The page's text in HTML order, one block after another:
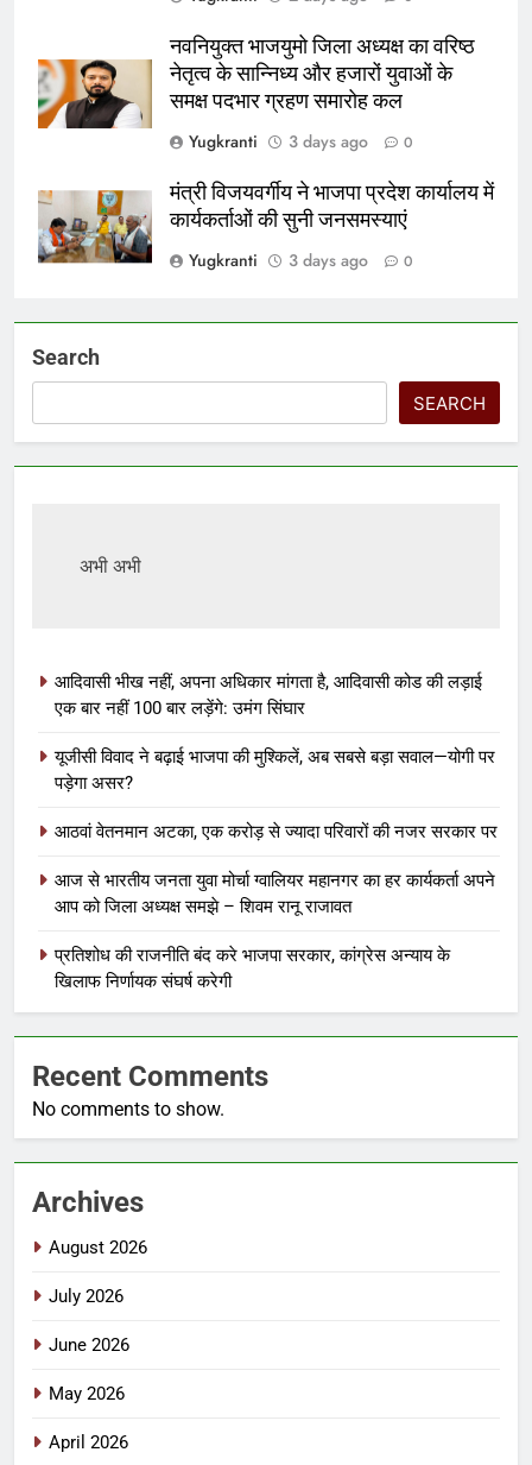
नवनियुक्त भाजयुमो जिला अध्यक्ष का वरिष्ठ
नेतृत्व के सान्निध्य और हजारों युवाओं के
समक्ष पदभार ग्रहण समारोह कल
Yugkranti
3 days ago 0
मंत्री विजयवर्गीय ने भाजपा प्रदेश कार्यालय में
कार्यकर्ताओं की सुनी जनसमस्याएं
Yugkranti
3 days ago 0
Search
SEARCH
अभी अभी
आदिवासी भीख नहीं, अपना अधिकार मांगता है, आदिवासी कोड की लड़ाई
एक बार नहीं 100 बार लड़ेंगे: उमंग सिंघार
यूजीसी विवाद ने बढ़ाई भाजपा की मुश्किलें, अब सबसे बड़ा सवाल—योगी पर
पड़ेगा असर?
आठवां वेतनमान अटका, एक करोड़ से ज्यादा परिवारों की नजर सरकार पर
आज से भारतीय जनता युवा मोर्चा ग्वालियर महानगर का हर कार्यकर्ता अपने
आप को जिला अध्यक्ष समझे – शिवम रानू राजावत
प्रतिशोध की राजनीति बंद करे भाजपा सरकार, कांग्रेस अन्याय के
खिलाफ निर्णायक संघर्ष करेगी
Recent Comments
No comments to show.
Archives
August 2026
July 2026
June 2026
May 2026
April 2026